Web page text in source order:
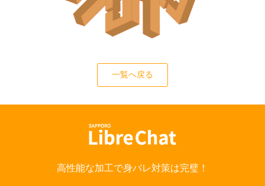
一覧へ戻る
高性能な加工で身バレ対策は完璧！